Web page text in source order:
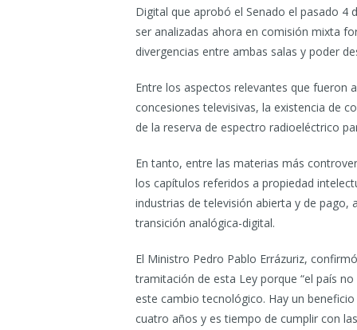
Digital que aprobó el Senado el pasado 4
ser analizadas ahora en comisión mixta
divergencias entre ambas salas y poder
Entre los aspectos relevantes que fueron
concesiones televisivas, la existencia de
de la reserva de espectro radioeléctrico
En tanto, entre las materias más
los capítulos referidos a propiedad
industrias de televisión abierta y de
transición analógica-digital.
El Ministro Pedro Pablo Errázuriz,
tramitación de esta Ley porque “el país
este cambio tecnológico. Hay un
cuatro años y es tiempo de cumplir con